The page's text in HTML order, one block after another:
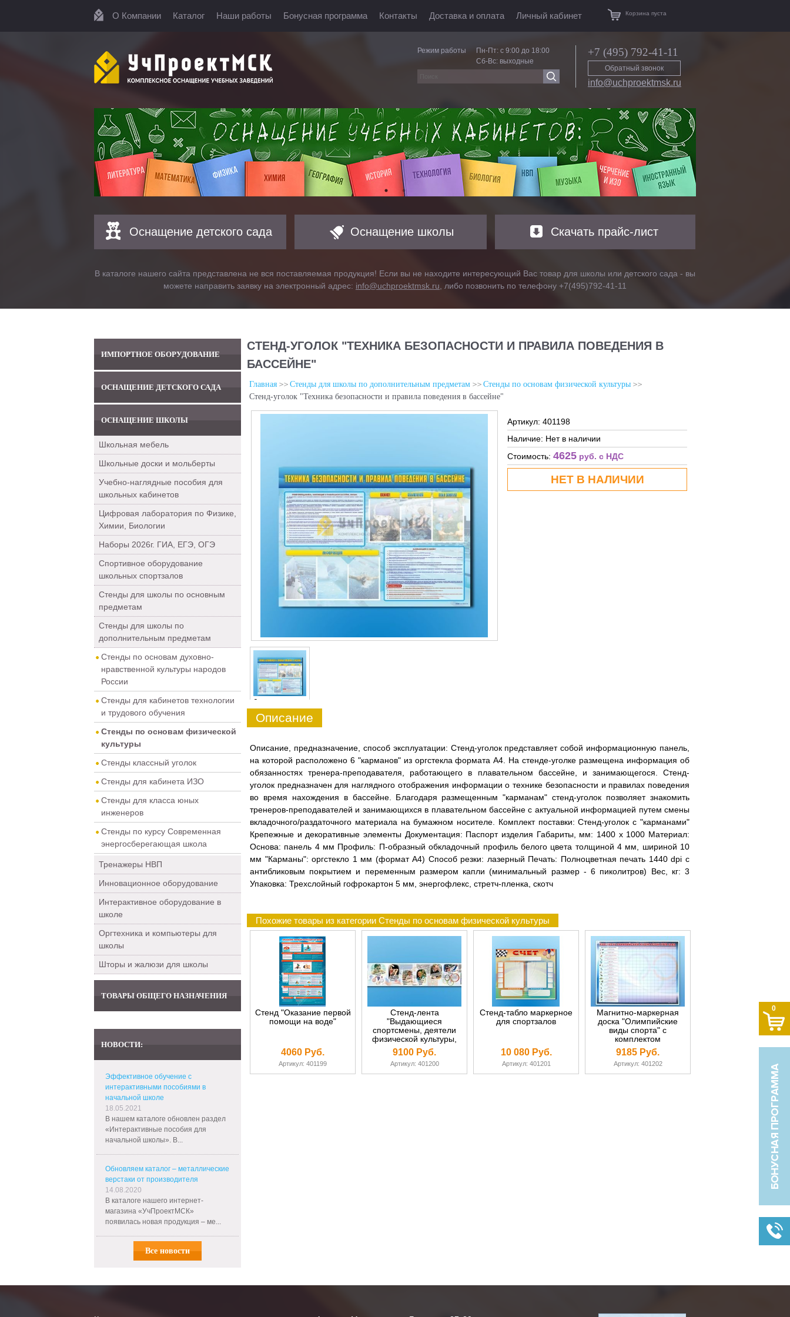
О Компании Каталог Наши работы Бонусная программа Контакты Доставка и оплата Личный кабинет Корзина пуста
Режим работы
Пн-Пт: с 9:00 до 18:00
Сб-Вс: выходные
+7 (495) 792-41-11
Обратный звонок
info@uchproektmsk.ru
Оснащение детского сада Оснащение школы Скачать прайс-лист
В каталоге нашего сайта представлена не вся поставляемая продукция! Если вы не находите интересующий Вас товар для школы или детского сада - вы
можете направить заявку на электронный адрес: info@uchproektmsk.ru , либо позвонить по телефону +7(495)792-41-11
ИМПОРТНОЕ ОБОРУДОВАНИЕ
ОСНАЩЕНИЕ ДЕТСКОГО САДА
ОСНАЩЕНИЕ ШКОЛЫ
Школьная мебель
Школьные доски и мольберты
Учебно-наглядные пособия для
школьных кабинетов
Цифровая лаборатория по Физике,
Химии, Биологии
Наборы 2026г. ГИА, ЕГЭ, ОГЭ
Спортивное оборудование
школьных спортзалов
Стенды для школы по основным
предметам
Стенды для школы по
дополнительным предметам
Стенды по основам духовно-
нравственной культуры народов
России
Стенды для кабинетов технологии
и трудового обучения
Стенды по основам физической
культуры
Стенды классный уголок
Стенды для кабинета ИЗО
Стенды для класса юных
инженеров
Стенды по курсу Современная
энергосберегающая школа
Тренажеры НВП
Инновационное оборудование
Интерактивное оборудование в
школе
Оргтехника и компьютеры для
школы
Шторы и жалюзи для школы
ТОВАРЫ ОБЩЕГО НАЗНАЧЕНИЯ
НОВОСТИ:
Эффективное обучение с
интерактивными пособиями в
начальной школе
18.05.2021
В нашем каталоге обновлен раздел
«Интерактивные пособия для
начальной школы». В...
Обновляем каталог – металлические
верстаки от производителя
14.08.2020
В каталоге нашего интернет-
магазина «УчПроектМСК»
появилась новая продукция – ме...
Все новости
СТЕНД-УГОЛОК "ТЕХНИКА БЕЗОПАСНОСТИ И ПРАВИЛА ПОВЕДЕНИЯ В
БАССЕЙНЕ"
Главная Стенды для школы по дополнительным предметам
Стенды по основам физической культуры
Стенд-уголок "Техника безопасности и правила поведения в бассейне"
0
Артикул: 401198
Наличие: Нет в наличии
Стоимость: 4625 руб. c НДС
НЕТ В НАЛИЧИИ
Описание
Описание, предназначение, способ эксплуатации: Стенд-уголок представляет собой информационную панель,
на которой расположено 6 "карманов" из оргстекла формата А4. На стенде-уголке размещена информация об
обязанностях тренера-преподавателя, работающего в плавательном бассейне, и занимающегося. Стенд-
уголок предназначен для наглядного отображения информации о технике безопасности и правилах поведения
во время нахождения в бассейне. Благодаря размещенным "карманам" стенд-уголок позволяет знакомить
тренеров-преподавателей и занимающихся в плавательном бассейне с актуальной информацией путем смены
вкладочного/раздаточного материала на бумажном носителе. Комплект поставки: Стенд-уголок с "карманами"
Крепежные и декоративные элементы Документация: Паспорт изделия Габариты, мм: 1400 х 1000 Материал:
Основа: панель 4 мм Профиль: П-образный обкладочный профиль белого цвета толщиной 4 мм, шириной 10
мм "Карманы": оргстекло 1 мм (формат А4) Способ резки: лазерный Печать: Полноцветная печать 1440 dpi с
антибликовым покрытием и переменным размером капли (минимальный размер - 6 пиколитров) Вес, кг: 3
Упаковка: Трехслойный гофрокартон 5 мм, энергофлекс, стретч-пленка, скотч
Похожие товары из категории Стенды по основам физической культуры
Стенд "Оказание первой
помощи на воде"
4060 Руб.
Артикул: 401199
Стенд-лента
"Выдающиеся
спортсмены, деятели
физической культуры,
спорта и Олимпийского
движения"
9100 Руб.
Артикул: 401200
Стенд-табло маркерное
для спортзалов
10 080 Руб.
Артикул: 401201
Магнитно-маркерная
доска "Олимпийские
виды спорта" с
комплектом
тематических магнитов
9185 Руб.
Артикул: 401202
0